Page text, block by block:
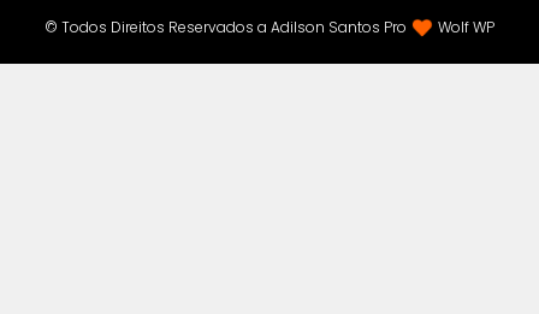
© Todos Direitos Reservados a Adilson Santos Pro Wolf WP